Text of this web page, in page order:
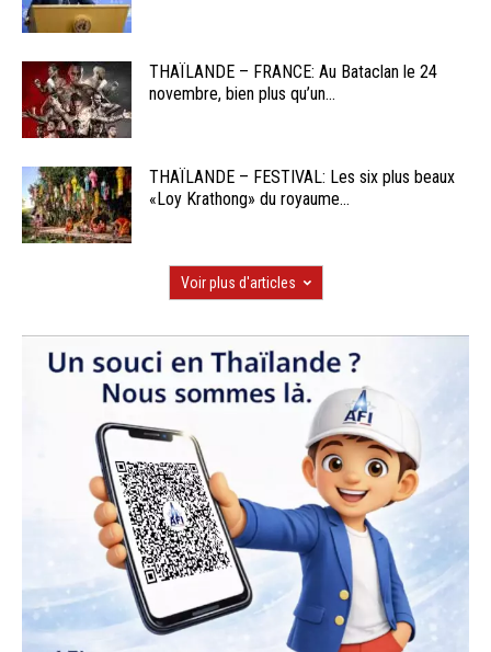
THAÏLANDE – FRANCE: Au Bataclan le 24
novembre, bien plus qu’un...
THAÏLANDE – FESTIVAL: Les six plus beaux
«Loy Krathong» du royaume...
Voir plus d'articles